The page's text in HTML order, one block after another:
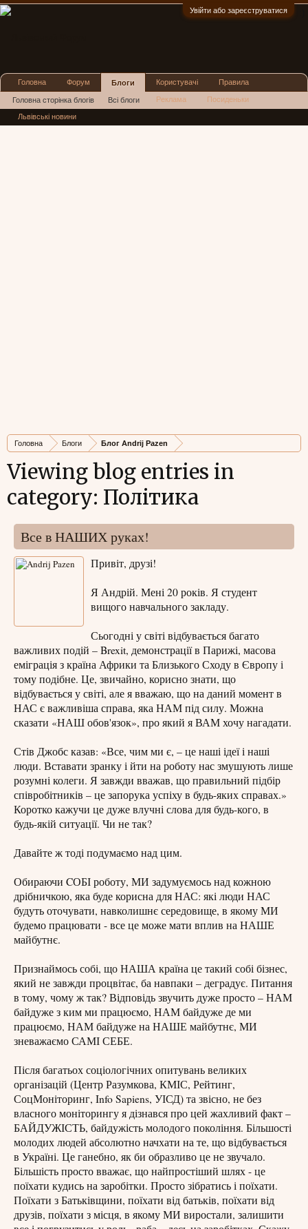
Увійти або зареєструватися
Головна Блоги Блог Andrij Pazen
Viewing blog entries in
category: Політика
Все в НАШИХ руках!
Привіт, друзі!
Я Андрій. Мені 20 років. Я студент
вищого навчального закладу.
Сьогодні у світі відбувається багато
важливих подій – Brexit, демонстрації в Парижі, масова
еміграція з країна Африки та Близького Сходу в Європу і
тому подібне. Це, звичайно, корисно знати, що
відбувається у світі, але я вважаю, що на даний момент в
НАС є важливіша справа, яка НАМ під силу. Можна
сказати «НАШ обов'язок», про який я ВАМ хочу нагадати.
Стів Джобс казав: «Все, чим ми є, – це наші ідеї і наші
люди. Вставати зранку і йти на роботу нас змушують лише
розумні колеги. Я завжди вважав, що правильний підбір
співробітників – це запорука успіху в будь-яких справах.»
Коротко кажучи це дуже влучні слова для будь-кого, в
будь-якій ситуації. Чи не так?
Давайте ж тоді подумаємо над цим.
Обираючи CОБІ роботу, МИ задумуємось над кожною
дрібничкою, яка буде корисна для НАС: які люди НАС
будуть оточувати, навколишнє середовище, в якому МИ
будемо працювати - все це може мати вплив на НАШЕ
майбутнє.
Признаймось собі, що НАША країна це такий собі бізнес,
який не завжди процвітає, ба навпаки – деградує. Питання
в тому, чому ж так? Відповідь звучить дуже просто – НАМ
байдуже з ким ми працюємо, НАМ байдуже де ми
працюємо, НАМ байдуже на НАШЕ майбутнє, МИ
зневажаємо САМІ СЕБЕ.
Після багатьох соціологічних опитувань великих
організацій (Центр Разумкова, КМІС, Рейтинг,
СоцМоніторинг, Info Sapiens, УІСД) та звісно, не без
власного моніторингу я дізнався про цей жахливий факт –
БАЙДУЖІСТЬ, байдужість молодого покоління. Більшості
молодих людей абсолютно начхати на те, що відбувається
в Україні. Це ганебно, як би образливо це не звучало.
Більшість просто вважає, що найпростіший шлях - це
поїхати кудись на заробітки. Просто зібратись і поїхати.
Поїхати з Батьківщини, поїхати від батьків, поїхати від
друзів, поїхати з місця, в якому МИ виростали, залишити
Головна Форум Блоги
Головна сторінка блогів Всі блоги
Користувачі Правила
Реклама Посиденьки
Львівські новини